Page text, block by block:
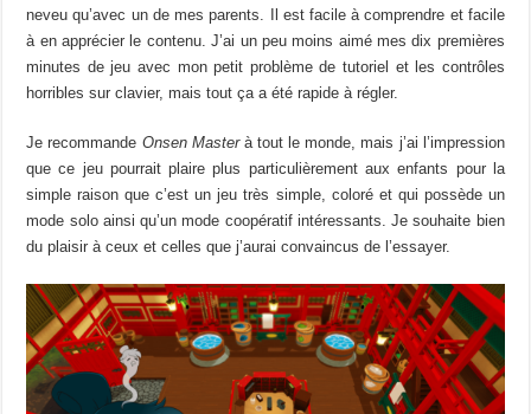
neveu qu’avec un de mes parents.
Il est facile à comprendre et facile
à en apprécier le contenu. J’ai un peu moins aimé mes dix premières
minutes de jeu avec mon petit problème de tutoriel et les contrôles
horribles sur clavier, mais tout ça a été rapide à régler.
Je recommande Onsen Masterà tout le monde, mais j’ai l’impression
que ce jeu pourrait plaire plus particulièrement aux enfants pour la
simple raison que c’est un jeu très simple, coloré et qui possède un
mode solo ainsi qu’un mode coopératif intéressants. Je souhaite bien
duplaisir à ceux et celles que j’auraiconvaincus de l’essayer.